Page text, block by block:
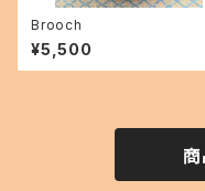
Brooch
¥5,500